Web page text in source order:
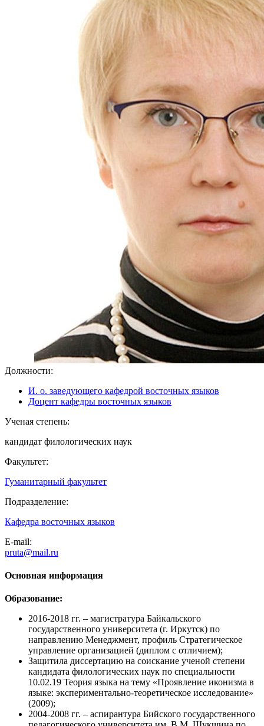
Должности:
И. о. заведующего кафедрой восточных языков
Доцент кафедры восточных языков
Ученая степень:
кандидат филологических наук
Факультет:
Гуманитарный факультет
Подразделение:
Кафедра восточных языков
E-mail:
pruta@mail.ru
Основная информация
Образование:
2016-2018 гг. – магистратура Байкальского
государственного университета (г. Иркутск) по
направлению Менеджмент, профиль Стратегическое
управление организацией (диплом с отличием);
Защитила диссертацию на соискание ученой степени
кандидата филологических наук по специальности
10.02.19 Теория языка на тему «Проявление иконизма в
языке: экспериментально-теоретическое исследование»
(2009);
2004-2008 гг. – аспирантура Бийского государственного